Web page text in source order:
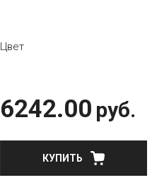
Цвет
6242.00 руб.
КУПИТЬ